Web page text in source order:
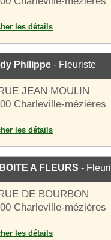
les détails
Philippe - Fleuriste
JEAN MOULIN
Charleville-mézières
les détails
A FLEURS -
DE BOURBON
Charleville-mézières
les détails